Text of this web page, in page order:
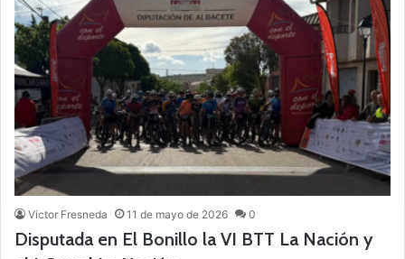
Victor Fresneda 11 de mayo de 2026 0
Disputada en El Bonillo la VI BTT La Nación y